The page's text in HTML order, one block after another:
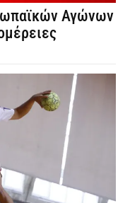
Αγώνων